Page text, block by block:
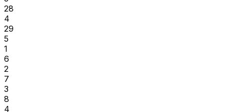
28
4
29
5
1
6
2
7
3
8
4